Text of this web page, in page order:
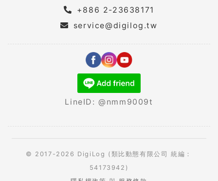
+886 2-23638171
service@digilog.tw
LineID: @nmm9009t
© 2017-2026 DigiLog (類比動態有限公司 統編：
54173942)